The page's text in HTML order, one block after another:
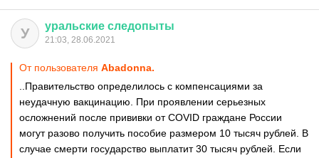
У уральские следопыты
21:03, 28.06.2021
От пользователя Abadonnа.
..Правительство определилось с компенсациями за
неудачную вакцинацию. При проявлении серьезных
осложнений после прививки от COVID граждане России
могут разово получить пособие размером 10 тысяч рублей. В
случае смерти государство выплатит 30 тысяч рублей. Если